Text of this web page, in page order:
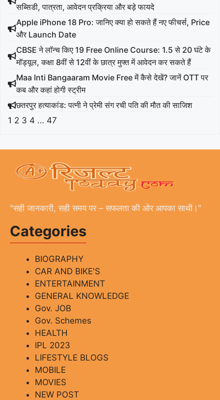
सब्सिडी, पात्रता, आवेदन प्रक्रिया और बड़े फायदे
Apple iPhone 18 Pro: जानिए क्या हो सकते हैं नए फीचर्स, Price
और Launch Date
CBSE ने लॉन्च किए 19 Free Online Course: 1.5 से 20 घंटे के
मॉड्यूल, कक्षा 8वीं से 12वीं के छात्र मुफ्त में आवेदन कर सकते हैं
Maa Inti Bangaaram Movie Free में कैसे देखें? जानें OTT पर
कब और कहां होगी स्ट्रीम
छतरपुर हत्याकांड: पत्नी ने प्रेमी संग रची पति की मौत की साजिश
1 2 3 4 … 47
"सही जानकारी, सही समय पर – सफलता की ओर आपका साथी।"
Categories
BIOGRAPHY
CAR AND BIKE'S
ENTERTAINMENT
GENERAL KNOWLEDGE
Gov. JOB
Gov. Schemes
HEALTH
IPL 2023
LIFESTYLE BLOGS
MOBILE
MOVIES
NEW POST